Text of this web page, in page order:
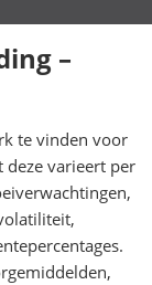
–
te vinden voor
deze varieert per